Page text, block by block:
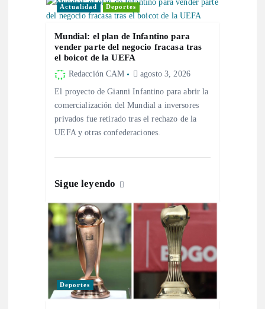
Actualidad Deportes
Mundial: el plan de Infantino para
vender parte del negocio fracasa tras
el boicot de la UEFA
Redacción CAM agosto 3, 2026
El proyecto de Gianni Infantino para abrir la
comercialización del Mundial a inversores
privados fue retirado tras el rechazo de la
UEFA y otras confederaciones.
Sigue leyendo
Deportes